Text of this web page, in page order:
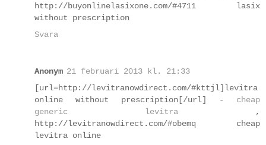
http://buyonlinelasixone.com/#4711 lasix
without prescription
Svara
Anonym 21 februari 2013 kl. 21:33
[url=http://levitranowdirect.com/#kttjl]levitra
online without prescription[/url] - cheap
generic levitra ,
http://levitranowdirect.com/#obemq cheap
levitra online